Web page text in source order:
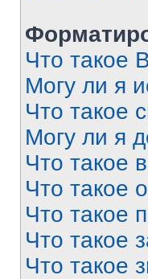
Что такое
Могу ли я
Что такое
Могу ли я
Что такое
Что такое
Что такое
Что такое
Что такое